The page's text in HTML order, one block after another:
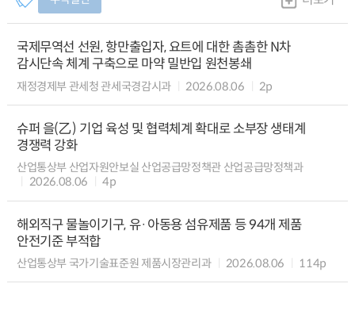
국제무역선 선원, 항만출입자, 요트에 대한 촘촘한 N차
감시단속 체계 구축으로 마약 밀반입 원천봉쇄
재정경제부 관세청 관세국경감시과 2026.08.06 2p
슈퍼 을(乙) 기업 육성 및 협력체계 확대로 소부장 생태계
경쟁력 강화
산업통상부 산업자원안보실 산업공급망정책관 산업공급망정책과
2026.08.06
4p
해외직구 물놀이기구, 유·아동용 섬유제품 등 94개 제품
안전기준 부적합
산업통상부 국가기술표준원 제품시장관리과 2026.08.06 114p